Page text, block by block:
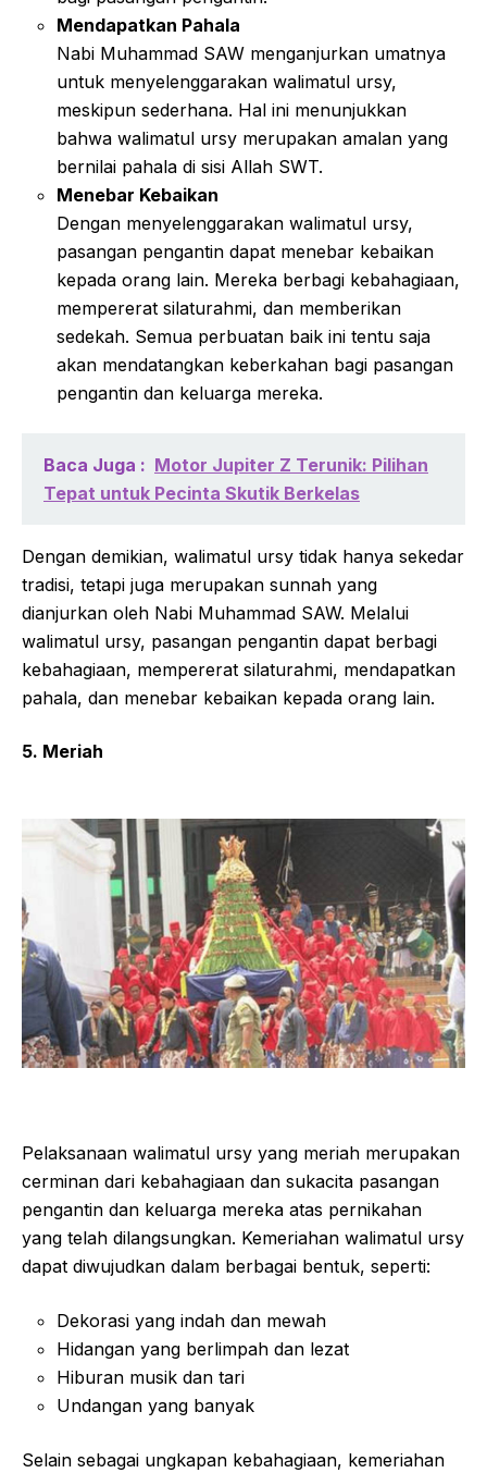
Mendapatkan Pahala
Nabi Muhammad SAW menganjurkan umatnya
untuk menyelenggarakan walimatul ursy,
meskipun sederhana. Hal ini menunjukkan
bahwa walimatul ursy merupakan amalan yang
bernilai pahala di sisi Allah SWT.
Menebar Kebaikan
Dengan menyelenggarakan walimatul ursy,
pasangan pengantin dapat menebar kebaikan
kepada orang lain. Mereka berbagi kebahagiaan,
mempererat silaturahmi, dan memberikan
sedekah. Semua perbuatan baik ini tentu saja
akan mendatangkan keberkahan bagi pasangan
pengantin dan keluarga mereka.
Baca Juga : Motor Jupiter Z Terunik: Pilihan
Tepat untuk Pecinta Skutik Berkelas
Dengan demikian, walimatul ursy tidak hanya sekedar
tradisi, tetapi juga merupakan sunnah yang
dianjurkan oleh Nabi Muhammad SAW. Melalui
walimatul ursy, pasangan pengantin dapat berbagi
kebahagiaan, mempererat silaturahmi, mendapatkan
pahala, dan menebar kebaikan kepada orang lain.
5. Meriah
Pelaksanaan walimatul ursy yang meriah merupakan
cerminan dari kebahagiaan dan sukacita pasangan
pengantin dan keluarga mereka atas pernikahan
yang telah dilangsungkan. Kemeriahan walimatul ursy
dapat diwujudkan dalam berbagai bentuk, seperti:
Dekorasi yang indah dan mewah
Hidangan yang berlimpah dan lezat
Hiburan musik dan tari
Undangan yang banyak
Selain sebagai ungkapan kebahagiaan, kemeriahan